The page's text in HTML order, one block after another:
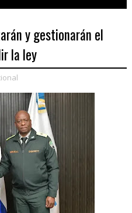
y gestionarán el
la ley